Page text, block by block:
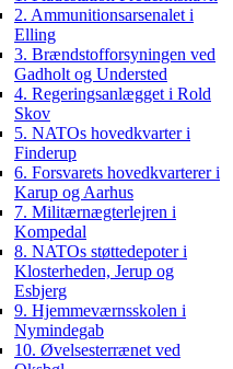
2. Ammunitionsarsenalet i
Elling
3. Brændstofforsyningen ved
Gadholt og Understed
4. Regeringsanlægget i Rold
Skov
5. NATOs hovedkvarter i
Finderup
6. Forsvarets hovedkvarterer i
Karup og Aarhus
7. Militærnægterlejren i
Kompedal
8. NATOs støttedepoter i
Klosterheden, Jerup og
Esbjerg
9. Hjemmeværnsskolen i
Nymindegab
10. Øvelsesterrænet ved